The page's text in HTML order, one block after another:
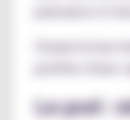
Choisir le
profiter d'une
Le pod :